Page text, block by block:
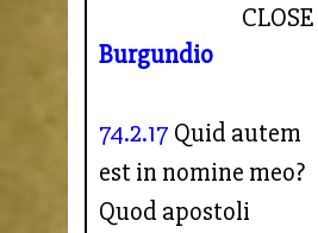
CLOSE
Burgundio
74.2.17 Quid autem
est in nomine meo?
Quod apostoli